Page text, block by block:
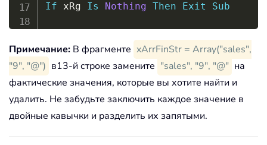
If xRg Is Nothing Then Exit Sub
For Each xARg In xRg.Areas
Set xFindRg = Nothing
Nothing
For
Each xFindRg In xURg
For xJ = LBound(xArrFinStr
Примечание: В фрагменте xArrFinStr = Array("sales",
"9", "@") в13-й строке замените "sales", "9", "@" на
фактические значения, которые вы хотите найти и
удалить. Не забудьте заключить каждое значение в
двойные кавычки и разделить их запятыми.